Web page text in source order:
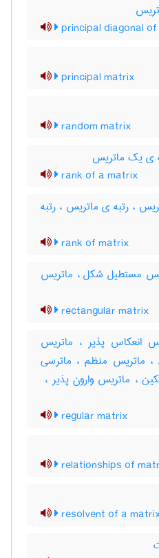
principal diagonal
principal matrix
random matrix
ی یک ماتریس
rank of a matrix
، رتبه ی ماتریس ، رتبه
rank of matrix
مستطیل شکل ، ماتریس
rectangular matrix
انعکاس پذیر ، ماتریس
، ماتریس منظم ، ماترسی
، ماتریس وارون پذیر ،
regular matrix
relationships of
resolvent of a